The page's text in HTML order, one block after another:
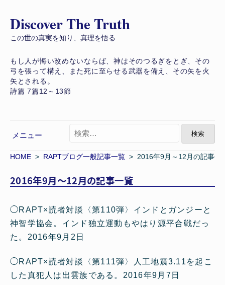
コ
ン
ン
ツ
へ
ッ
Discover The Truth
この世の真実を知り、真理を悟る
もし人が悔い改めないならば、神はそのつるぎをとぎ、その
弓を張って構え、また死に至らせる武器を備え、その矢を火
矢とされる。
詩篇 7篇12～13節
メニュー
索
HOME > RAPTブログ一般記事一覧 > 2016年9月～12月の記事一
2016年9月～12月の記事一覧
◯RAPT×読者対談〈第110弾〉インドとガンジーと
神智学協会。インド独立運動もやはり源平合戦だっ
た。 2016年9月2日
◯RAPT×読者対談〈第111弾〉人工地震3.11を起こ
した真犯人は出雲族である。 2016年9月7日